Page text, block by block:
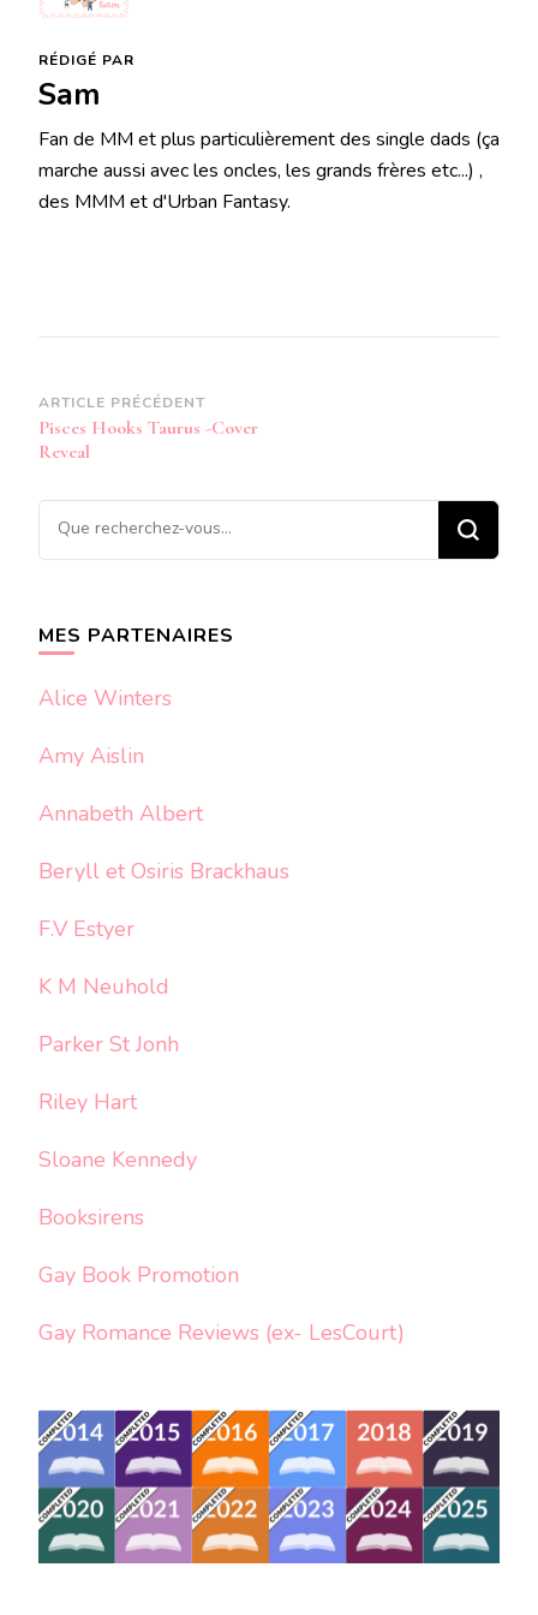
RÉDIGÉ PAR
Sam
Fan de MM et plus particulièrement des single dads (ça
marche aussi avec les oncles, les grands frères etc...) ,
des MMM et d'Urban Fantasy.
Navigation
d’article
ARTICLE PRÉCÉDENT
Pisces Hooks Taurus -Cover
Reveal
Vous
recherchiez
MES PARTENAIRES
Alice Winters
Amy Aislin
Annabeth Albert
Beryll et Osiris Brackhaus
F.V Estyer
K M Neuhold
Parker St Jonh
Riley Hart
Sloane Kennedy
Booksirens
Gay Book Promotion
Gay Romance Reviews (ex- LesCourt)